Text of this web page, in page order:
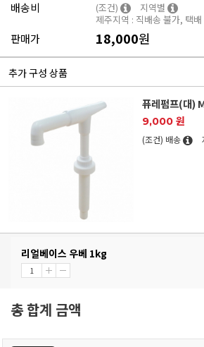
배송비 (조건)
지역별
제주지역 : 직배송 불가, 택
판매가 18,000원
추가 구성 상품
퓨레펌프(대)
9,000 원
(조건) 배송
리얼베이스 우베 1kg
총 합계 금액